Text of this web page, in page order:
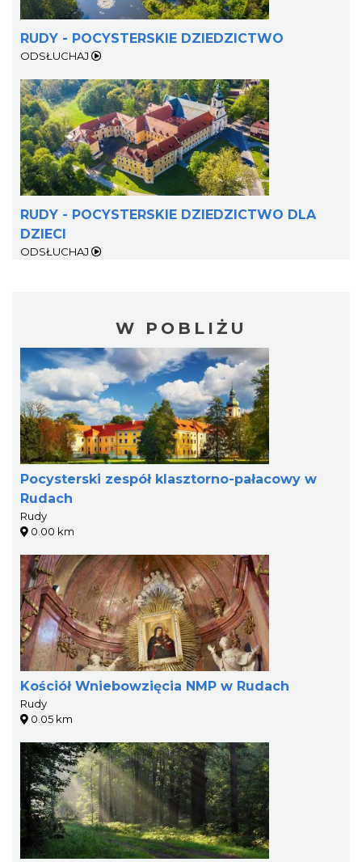
RUDY - POCYSTERSKIE DZIEDZICTWO
ODSŁUCHAJ
RUDY - POCYSTERSKIE DZIEDZICTWO DLA
DZIECI
ODSŁUCHAJ
W POBLIŻU
Pocysterski zespół klasztorno-pałacowy w
Rudach
Rudy
0.00 km
Kościół Wniebowzięcia NMP w Rudach
Rudy
0.05 km